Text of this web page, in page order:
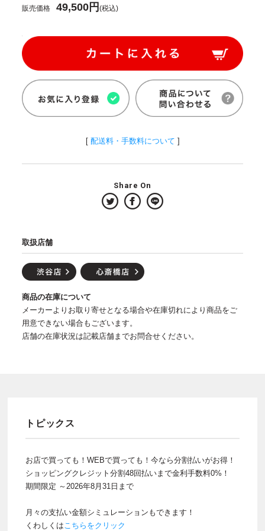
販売価格 49,500円(税込)
[ 配送料・手数料について ]
Share On
取扱店舗
商品の在庫について
メーカーよりお取り寄せとなる場合や在庫切れにより商品をご
用意できない場合もございます。
店舗の在庫状況は記載店舗までお問合せください。
トピックス
お店で買っても！WEBで買っても！今なら分割払いがお得！
ショッピングクレジット分割48回払いまで金利手数料0%！
期間限定 ～2026年8月31日まで
月々の支払い金額シミュレーションもできます！
くわしくはこちらをクリック